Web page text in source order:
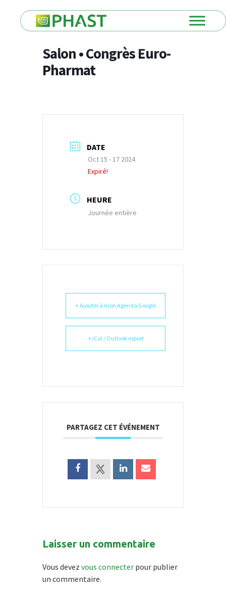
Salon • Congrès Euro-
Pharmat
DATE
Oct 15 - 17 2024
Expiré!
HEURE
Journée entière
+ Ajouter à mon Agenda Google
+ iCal / Outlook export
PARTAGEZ CET ÉVÉNEMENT
Laisser un commentaire
Vous devez vous connecter pour publier
un commentaire.